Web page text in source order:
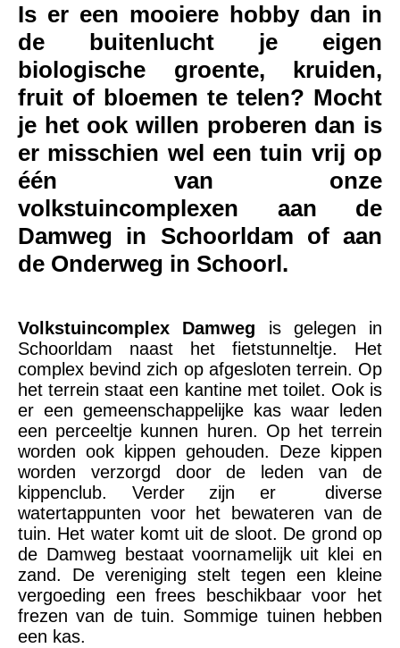
Is er een mooiere hobby dan in
de buitenlucht je eigen
biologische groente, kruiden,
fruit of bloemen te telen? Mocht
je het ook willen proberen dan is
er misschien wel een tuin vrij op
één van onze
volkstuincomplexen aan de
Damweg in Schoorldam of aan
de Onderweg in Schoorl.
Volkstuincomplex Damweg is gelegen in
Schoorldam naast het fietstunneltje. Het
complex bevind zich op afgesloten terrein. Op
het terrein staat een kantine met toilet. Ook is
er een gemeenschappelijke kas waar leden
een perceeltje kunnen huren. Op het terrein
worden ook kippen gehouden. Deze kippen
worden verzorgd door de leden van de
kippenclub. Verder zijn er diverse
watertappunten voor het bewateren van de
tuin. Het water komt uit de sloot. De grond op
de Damweg bestaat voornamelijk uit klei en
zand. De vereniging stelt tegen een kleine
vergoeding een frees beschikbaar voor het
frezen van de tuin. Sommige tuinen hebben
een kas.